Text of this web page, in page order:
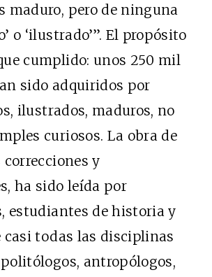
maduro, pero de ninguna
o ‘ilustrado’”. El propósito
cumplido: unos 250 mil
sido adquiridos por
ilustrados, maduros, no
curiosos. La obra de
correcciones y
ha sido leída por
estudiantes de historia y
casi todas las disciplinas
antropólogos,